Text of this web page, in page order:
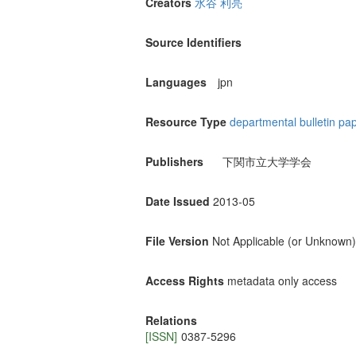
Source Identifiers
Languages jpn
Resource Type departmental bulletin
Publishers 下関市立大学学会
Date Issued 2013-05
File Version Not Applicable (or Unknown)
Access Rights metadata only access
Relations
[ISSN] 0387-5296